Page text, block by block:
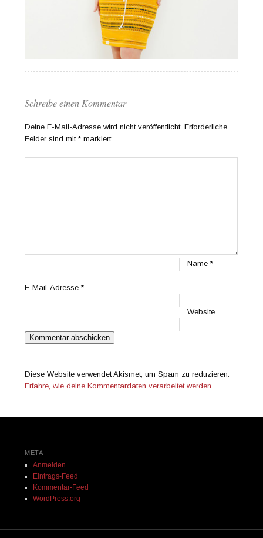
Schreibe einen Kommentar
Deine E-Mail-Adresse wird nicht veröffentlicht. Erforderliche
Felder sind mit* markiert
Name*
E-Mail-Adresse*
Website
Diese Website verwendet Akismet, um Spam zu reduzieren.
Erfahre, wie deine Kommentardaten verarbeitet werden.
META
Anmelden
Eintrags-Feed
Kommentar-Feed
WordPress.org